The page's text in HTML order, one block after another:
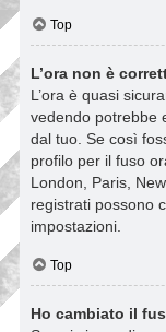
Top
L’ora non è
L’ora è quasi
vedendo potrebbe
dal tuo. Se così
profilo per il fuso
London, Paris,
registrati possono
impostazioni.
Top
Ho cambiato il